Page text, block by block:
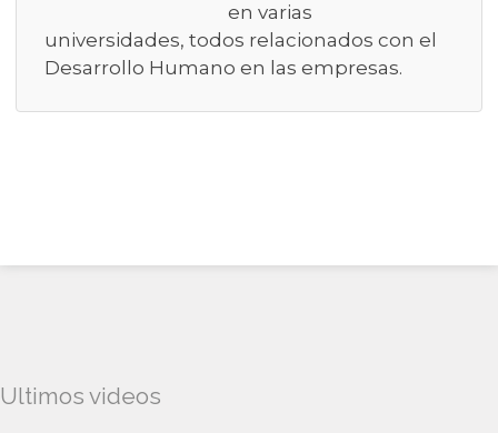
en varias
universidades, todos relacionados con el
Desarrollo Humano en las empresas.
Ultimos videos